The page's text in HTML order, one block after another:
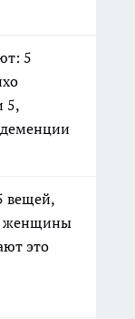
5
5,
вещей,
женщины
это